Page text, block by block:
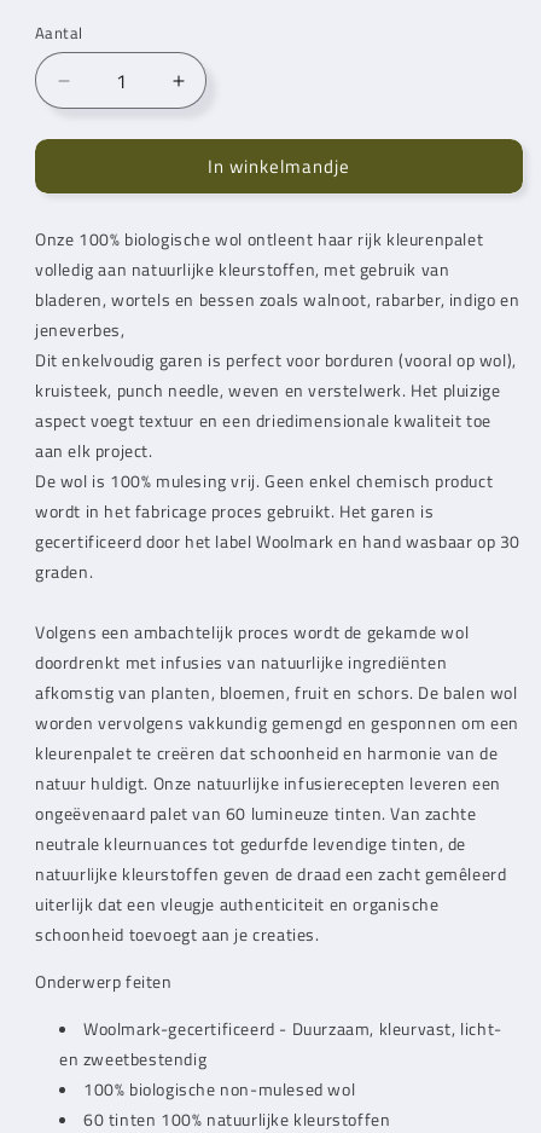
Aantal
Aantal
verlagen
voor
Eco
Borduurgaren
201
Aantal
verhogen
voor
Dmc
Eco
Borduurgaren
201
In winkelmandje
Onze 100% biologische wol ontleent haar rijk kleurenpalet
volledig aan natuurlijke kleurstoffen, met gebruik van
bladeren, wortels en bessen zoals walnoot, rabarber, indigo en
jeneverbes,
Dit enkelvoudig garen is perfect voor borduren (vooral op wol),
kruisteek, punch needle, weven en verstelwerk. Het pluizige
aspect voegt textuur en een driedimensionale kwaliteit toe
aan elk project.
De wol is 100% mulesing vrij. Geen enkel chemisch product
wordt in het fabricage proces gebruikt. Het garen is
gecertificeerd door het label Woolmark en hand wasbaar op 30
graden.
Volgens een ambachtelijk proces wordt de gekamde wol
doordrenkt met infusies van natuurlijke ingrediënten
afkomstig van planten, bloemen, fruit en schors. De balen wol
worden vervolgens vakkundig gemengd en gesponnen om een
kleurenpalet te creëren dat schoonheid en harmonie van de
natuur huldigt. Onze natuurlijke infusierecepten leveren een
ongeëvenaard palet van 60 lumineuze tinten. Van zachte
neutrale kleurnuances tot gedurfde levendige tinten, de
natuurlijke kleurstoffen geven de draad een zacht gemêleerd
uiterlijk dat een vleugje authenticiteit en organische
schoonheid toevoegt aan je creaties.
Onderwerp feiten
Woolmark-gecertificeerd - Duurzaam, kleurvast, licht-
en zweetbestendig
100% biologische non-mulesed wol
60 tinten 100% natuurlijke kleurstoffen